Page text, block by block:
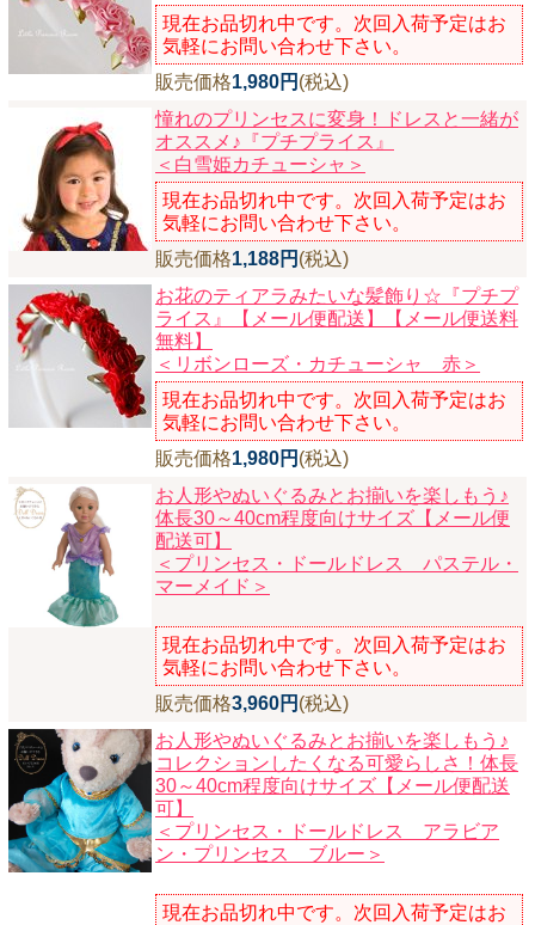
現在お品切れ中です。次回入荷予定はお
気軽にお問い合わせ下さい。
販売価格1,980円 (税込)
憧れのプリンセスに変身！ドレスと一緒が
オススメ♪『プチプライス』
＜白雪姫カチューシャ＞
現在お品切れ中です。次回入荷予定はお
気軽にお問い合わせ下さい。
販売価格1,188円 (税込)
お花のティアラみたいな髪飾り☆『プチプ
ライス』【メール便配送】【メール便送料
無料】
＜リボンローズ・カチューシャ 赤＞
現在お品切れ中です。次回入荷予定はお
気軽にお問い合わせ下さい。
販売価格1,980円 (税込)
お人形やぬいぐるみとお揃いを楽しもう♪
体長30～40cm程度向けサイズ【メール便
配送可】
＜プリンセス・ドールドレス パステル・
マーメイド＞
現在お品切れ中です。次回入荷予定はお
気軽にお問い合わせ下さい。
販売価格3,960円 (税込)
お人形やぬいぐるみとお揃いを楽しもう♪
コレクションしたくなる可愛らしさ！体長
30～40cm程度向けサイズ【メール便配送
可】
＜プリンセス・ドールドレス アラビア
ン・プリンセス ブルー＞
現在お品切れ中です。次回入荷予定はお